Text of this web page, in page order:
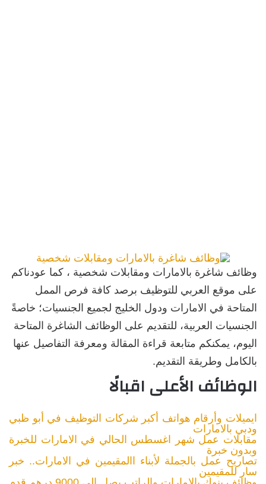
وظائف شاغرة بالامارات ومقابلات شخصية ، كما عودناكم
على موقع العربي للتوظيف برصد كافة فرص الممل
المتاحة في الامارات ودول الخليج لجميع الجنسيات؛ خاصةً
الجنسيات العربية، للتقديم على الوظائف الشاغرة المتاحة
اليوم، يمكنكم متابعة قراءة المقالة ومعرفة التفاصيل عنها
بالكامل وطريقة التقديم.
الوظائف الأعلى اقبالًا
ايميلات وأرقام هواتف أكبر شركات التوظيف في أبو ظبي
ودبي بالامارات
مقابلات عمل شهر اغسطس الحالي في الامارات للخبرة
وبدون خبرة
تصاريح عمل بالجملة لأبناء االمقيمين في الامارات.. خبر
سار للمقيمين